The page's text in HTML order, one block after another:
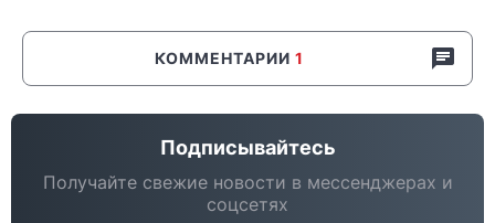
КОММЕНТАРИИ 1
Подписывайтесь
Получайте свежие новости в мессенджерах и
соцсетях